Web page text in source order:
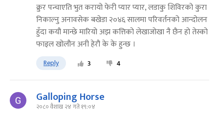
क्रुर पन्चाएति भुत करायो फेरी प्यार प्यार, लडाकु शिविरको कुरा
निकाल्नु अनावसेक बखेडा २०४६ सालमा परिवर्तनको आन्दोलन
हुँदा कयौ मान्छे मारियो अझ कत्तिको लेखाजोखा नै छैन हो तेस्को
फाइल खोलौन अनी हेरौ के के हुन्छ ।
Reply 3 4
Galloping Horse
२०८० वैशाख २४ गते १९:०४